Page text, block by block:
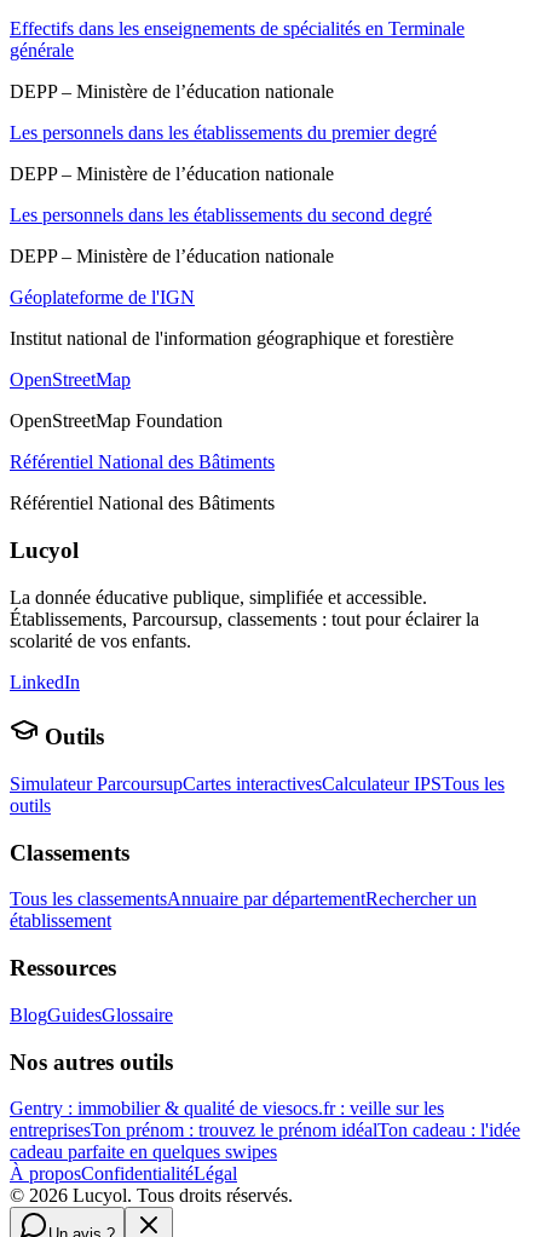
Effectifs dans les enseignements de spécialités en Terminale
générale
DEPP – Ministère de l’éducation nationale
Les personnels dans les établissements du premier degré
DEPP – Ministère de l’éducation nationale
Les personnels dans les établissements du second degré
DEPP – Ministère de l’éducation nationale
Géoplateforme de l'IGN
Institut national de l'information géographique et forestière
OpenStreetMap
OpenStreetMap Foundation
Référentiel National des Bâtiments
Référentiel National des Bâtiments
Lucyol
La donnée éducative publique, simplifiée et accessible.
Établissements, Parcoursup, classements : tout pour éclairer la
scolarité de vos enfants.
LinkedIn
Outils
Simulateur ParcoursupCartes interactivesCalculateur IPSTous les
outils
Classements
Tous les classementsAnnuaire par départementRechercher un
établissement
Ressources
BlogGuidesGlossaire
Nos autres outils
Gentry : immobilier & qualité de viesocs.fr : veille sur les
entreprisesTon prénom : trouvez le prénom idéalTon cadeau : l'idée
cadeau parfaite en quelques swipes
À proposConfidentialitéLégal
© 2026 Lucyol. Tous droits réservés.